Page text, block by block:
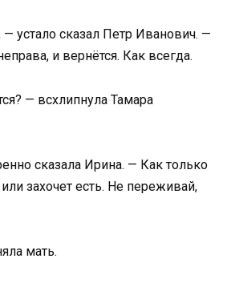
устало сказал Петр Иванович. —
и вернётся. Как всегда.
— всхлипнула Тамара
сказала Ирина. — Как только
захочет есть. Не переживай,
мать.